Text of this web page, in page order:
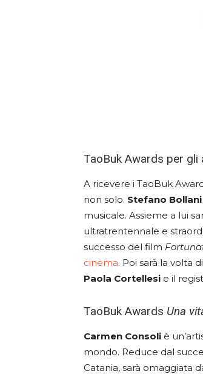
TaoBuk Awards per gli
A ricevere i TaoBuk
non solo. Stefano Bollani
musicale. Assieme a lui
ultratrentennale e
successo del film
cinema. Poi sarà la volta
Paola Cortellesi e il
TaoBuk Awards Una
Carmen Consoli è
mondo. Reduce dal
Catania, sarà omaggiata